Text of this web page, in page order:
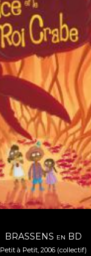
BRASSENS EN BD
Petit à Petit, 2006 (collectif)